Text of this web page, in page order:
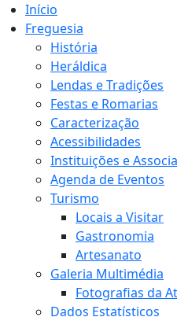
Início
Freguesia
História
Heráldica
Lendas e Tradições
Festas e Romarias
Caracterização
Acessibilidades
Instituições e
Agenda de Eventos
Turismo
Locais a Visitar
Gastronomia
Artesanato
Galeria Multimédia
Fotografias da
Dados Estatísticos